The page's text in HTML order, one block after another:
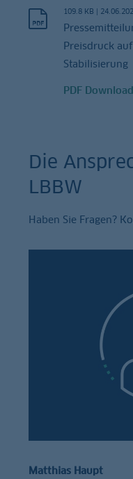
109.8 KB |
Preisdruck
Stabilisierung
PDF Download
Die
LBBW
Haben Sie Fragen?
Matthias Haupt